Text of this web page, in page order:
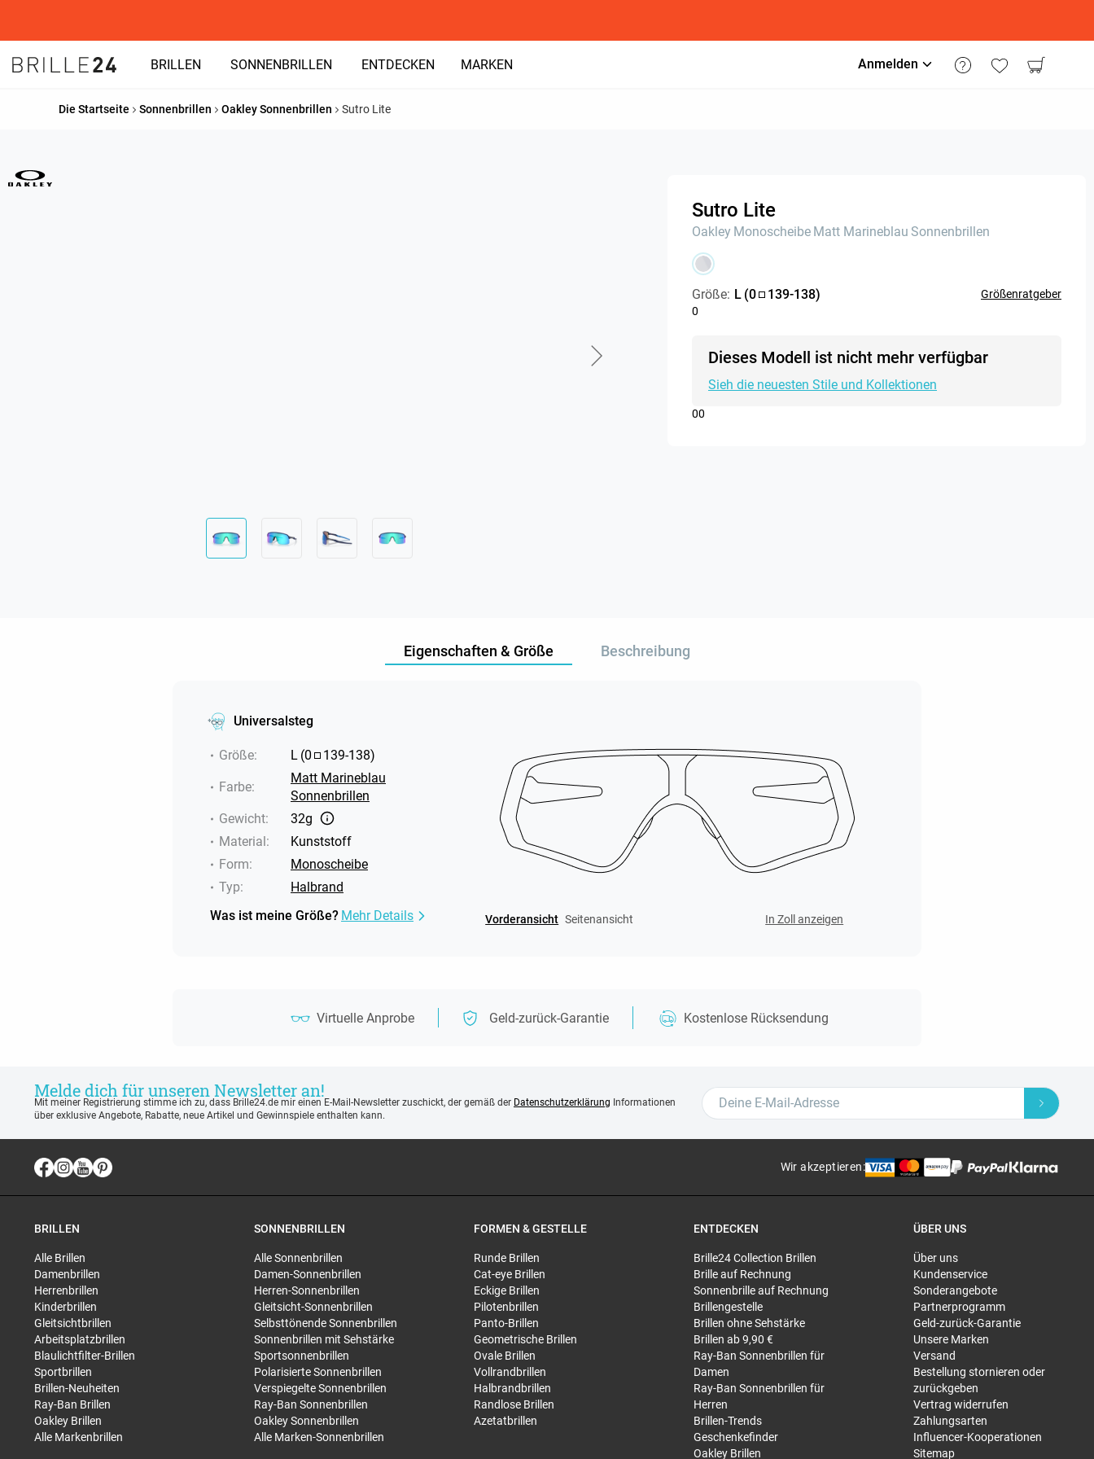
BRILLEN SONNENBRILLEN ENTDECKEN MARKEN Anmelden
Die Startseite Sonnenbrillen Oakley Sonnenbrillen Sutro Lite
Sutro Lite
Oakley Monoscheibe Matt Marineblau Sonnenbrillen
Größe: L (0 139-138)
Größenratgeber
0
Dieses Modell ist nicht mehr verfügbar
Sieh die neuesten Stile und Kollektionen
00
Eigenschaften & Größe Beschreibung
Universalsteg
Größe: L (0 139-138)
Farbe:
Matt Marineblau
Sonnenbrillen
Gewicht:
32g
Material:
Kunststoff
Form:
Monoscheibe
Typ:
Halbrand
Was ist meine Größe? Mehr Details Vorderansicht Seitenansicht In Zoll anzeigen
Virtuelle Anprobe Geld-zurück-Garantie Kostenlose Rücksendung
Melde dich für unseren Newsletter an!
Mit meiner Registrierung stimme ich zu, dass Brille24.de mir einen E-Mail-Newsletter zuschickt, der gemäß der Datenschutzerklärung Informationen
über exklusive Angebote, Rabatte, neue Artikel und Gewinnspiele enthalten kann.
Wir akzeptieren:
BRILLEN
Alle Brillen
Damenbrillen
Herrenbrillen
Kinderbrillen
Gleitsichtbrillen
Arbeitsplatzbrillen
Blaulichtfilter-Brillen
Sportbrillen
Brillen-Neuheiten
Ray-Ban Brillen
Oakley Brillen
Alle Markenbrillen
SONNENBRILLEN
Alle Sonnenbrillen
Damen-Sonnenbrillen
Herren-Sonnenbrillen
Gleitsicht-Sonnenbrillen
Selbsttönende Sonnenbrillen
Sonnenbrillen mit Sehstärke
Sportsonnenbrillen
Polarisierte Sonnenbrillen
Verspiegelte Sonnenbrillen
Ray-Ban Sonnenbrillen
Oakley Sonnenbrillen
Alle Marken-Sonnenbrillen
FORMEN & GESTELLE
Runde Brillen
Cat-eye Brillen
Eckige Brillen
Pilotenbrillen
Panto-Brillen
Geometrische Brillen
Ovale Brillen
Vollrandbrillen
Halbrandbrillen
Randlose Brillen
Azetatbrillen
ENTDECKEN
Brille24 Collection Brillen
Brille auf Rechnung
Sonnenbrille auf Rechnung
Brillengestelle
Brillen ohne Sehstärke
Brillen ab 9,90 €
Ray-Ban Sonnenbrillen für
Damen
Ray-Ban Sonnenbrillen für
Herren
Brillen-Trends
Geschenkefinder
Oakley Brillen
ÜBER UNS
Über uns
Kundenservice
Sonderangebote
Partnerprogramm
Geld-zurück-Garantie
Unsere Marken
Versand
Bestellung stornieren oder
zurückgeben
Vertrag widerrufen
Zahlungsarten
Influencer-Kooperationen
Sitemap